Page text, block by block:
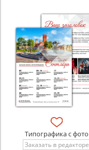
Типографика с фото
Заказать в редакторе